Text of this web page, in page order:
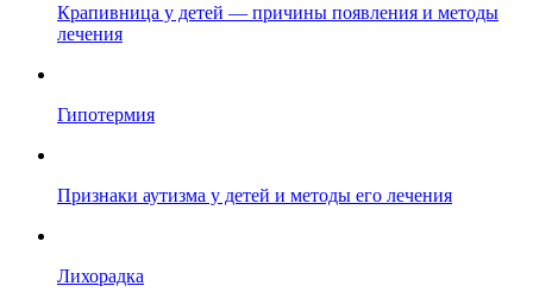
Крапивница у детей — причины появления и методы
лечения
Гипотермия
Признаки аутизма у детей и методы его лечения
Лихорадка